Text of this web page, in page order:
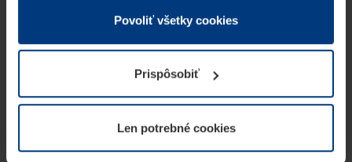
Z právneho hľadiska môžeme cookies ukladať na Vašom
prevádzku tejto stránky. Pre všetky ostatné typy cookie
potrebujeme Vaše povolenie. Vaše povolenie môžete
kedykoľvek zmeniť alebo odvolať vo vysvetlení cookie
našej webovej stránky.
Povoliť všetky cookies
Prispôsobiť
Len potrebné cookies